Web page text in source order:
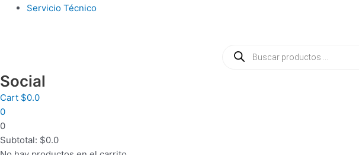
Servicio Técnico
productos
Social
Cart $0.0
0
0
Subtotal: $0.0